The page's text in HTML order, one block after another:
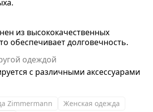
из высококачественных
обеспечивает долговечность.
одеждой
с различными аксессуарами
Zimmermann
Женская одежда